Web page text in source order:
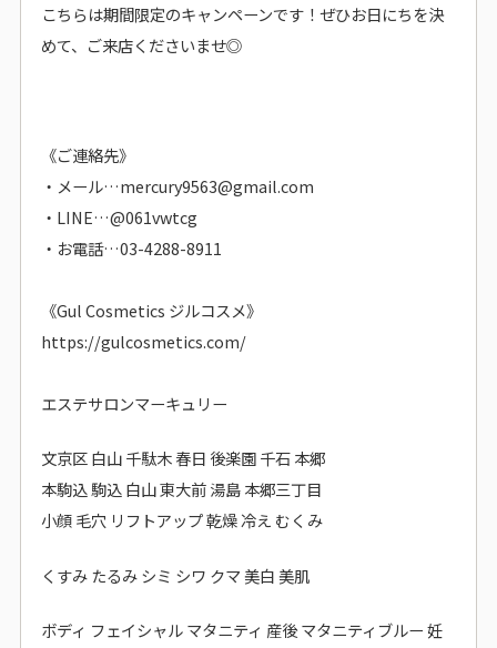
こちらは期間限定のキャンペーンです！ぜひお日にちを決
めて、ご来店くださいませ◎
《ご連絡先》
・メール…mercury9563@gmail.com
・LINE…@061vwtcg
・お電話…03-4288-8911
《Gul Cosmetics ジルコスメ》
https://gulcosmetics.com/
エステサロンマーキュリー
文京区 白山 千駄木 春日 後楽園 千石 本郷
本駒込 駒込 白山 東大前 湯島 本郷三丁目
小顔 毛穴 リフトアップ 乾燥 冷え むくみ
くすみ たるみ シミ シワ クマ 美白 美肌
ボディ フェイシャル マタニティ 産後 マタニティブルー 妊